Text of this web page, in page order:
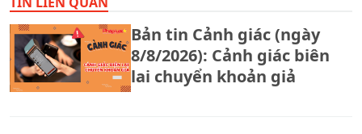
Bản tin Cảnh giác (ngày
8/8/2026): Cảnh giác biên
lai chuyển khoản giả